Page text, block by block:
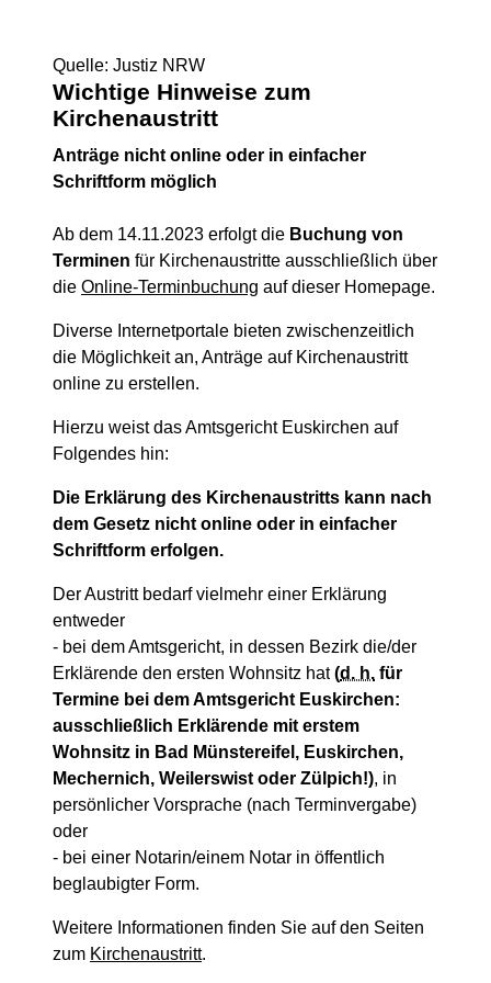
Quelle: Justiz NRW
Wichtige Hinweise zum
Kirchenaustritt
Anträge nicht online oder in einfacher
Schriftform möglich
Ab dem 14.11.2023 erfolgt die Buchung von
Terminen für Kirchenaustritte ausschließlich über
die Online-Terminbuchung auf dieser Homepage.
Diverse Internetportale bieten zwischenzeitlich
die Möglichkeit an, Anträge auf Kirchenaustritt
online zu erstellen.
Hierzu weist das Amtsgericht Euskirchen auf
Folgendes hin:
Die Erklärung des Kirchenaustritts kann nach
dem Gesetz nicht online oder in einfacher
Schriftform erfolgen.
Der Austritt bedarf vielmehr einer Erklärung
entweder
- bei dem Amtsgericht, in dessen Bezirk die/der
Erklärende den ersten Wohnsitz hat (d. h. für
Termine bei dem Amtsgericht Euskirchen:
ausschließlich Erklärende mit erstem
Wohnsitz in Bad Münstereifel, Euskirchen,
Mechernich, Weilerswist oder Zülpich!), in
persönlicher Vorsprache (nach Terminvergabe)
oder
- bei einer Notarin/einem Notar in öffentlich
beglaubigter Form.
Weitere Informationen finden Sie auf den Seiten
zum Kirchenaustritt.